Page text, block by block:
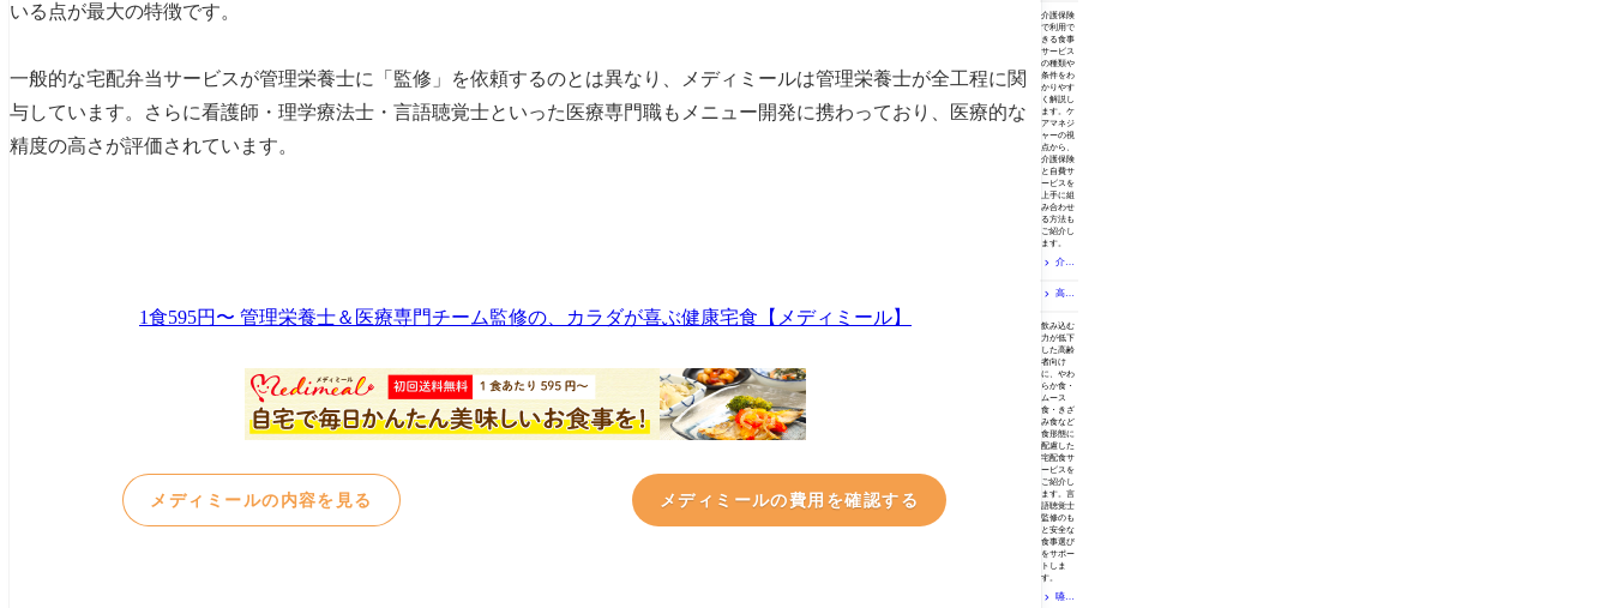
管理栄養士に電話相談できる
全国配送・冷凍で使いやすい
「冷凍庫のスペースが必要」という口コミ
専門家から見たメディミールの総合評価
こんな方におすすめ
こんな方には他のサービスも検討を
メディミールの始め方
いる点が最大の特徴です。
一般的な宅配弁当サービスが管理栄養士に「監修」を依頼するのとは異なり、メディミールは管理栄養士が全工程に関
与しています。さらに看護師・理学療法士・言語聴覚士といった医療専門職もメニュー開発に携わっており、医療的な
精度の高さが評価されています。
1食595円〜 管理栄養士＆医療専門チーム監修の、カラダが喜ぶ健康宅食【メディミール】
メディミールの内容を見る メディミールの費用を確認する
宅配弁
当専門
店を専
門家が
比較
宅配弁
当を食
品衛生
責任者
が解説
しくな
い」と
感じる
理由を
介護現
場の経
験から
解説
の選び
方とコ
ストの
考え方
を専門
家が解
説
1・UDF
の違い
と在宅
での選
び方を
解説
選び方
｜在宅
介護で
役立つ
ストッ
ク方法
学習リ
ソース
まとめ
｜食
事・栄
養・介
護技術
を学べ
る動
画・サ
イト
食事の
宅配は
使える
の？配
食サー
ビスの
種類と
費用を
ケアマ
ネが解
説
介護保険
で利用で
きる食事
サービス
の種類や
条件をわ
かりやす
く解説し
ます。ケ
アマネジ
ャーの視
点から、
介護保険
と自費サ
ービスを
上手に組
み合わせ
る方法も
ご紹介し
ます。
介護
食事の
の？配
食サー
ビスの
種類と
費用を
ケアマ
ネが解
説
高齢
せる・
誤嚥性
肺炎と
食事｜
理学療
法士が
考える
「むせ
て出す
力」の
大切さ
飲み込む
力が低下
した高齢
者向け
に、やわ
らか食・
ムース
食・きざ
み食など
食形態に
配慮した
宅配食サ
ービスを
ご紹介し
ます。言
語聴覚士
監修のも
と安全な
食事選び
をサポー
トしま
す。
嚥下